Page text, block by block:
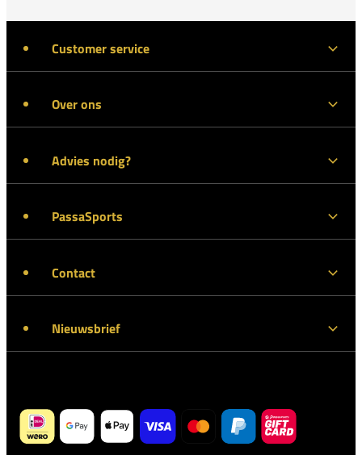
Customer service
Over ons
Advies nodig?
PassaSports
Contact
Nieuwsbrief